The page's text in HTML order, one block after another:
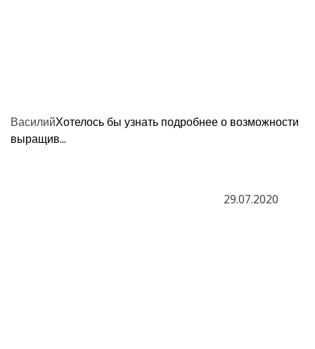
ВасилийХотелось бы узнать подробнее о возможности
выращив...
29.07.2020